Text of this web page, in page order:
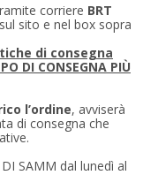
corriere BRT
sito e nel box sopra
di consegna
DI CONSEGNA PIÙ
l’ordine, avviserà
di consegna che
SAMM dal lunedì al